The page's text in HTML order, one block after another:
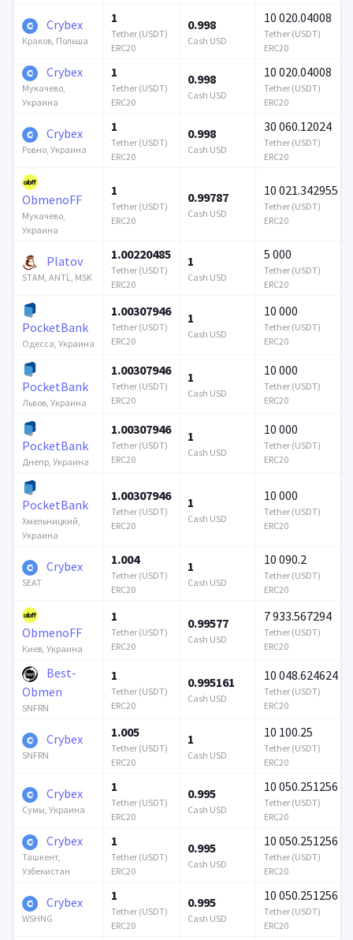
Crybex
Краков, Польша
1
Tether (USDT)
ERC20
0.998
Cash USD
10 020.04008
Tether (USDT)
ERC20
Crybex
Мукачево,
Украина
1
Tether (USDT)
ERC20
0.998
Cash USD
10 020.04008
Tether (USDT)
ERC20
Crybex
Ровно, Украина
1
Tether (USDT)
ERC20
0.998
Cash USD
30 060.12024
Tether (USDT)
ERC20
ObmenoFF
Мукачево,
Украина
1
Tether (USDT)
ERC20
0.99787
Cash USD
10 021.342955
Tether (USDT)
ERC20
Platov
STAM, ANTL, MSK
1.00220485
Tether (USDT)
ERC20
1
Cash USD
5 000
Tether (USDT)
ERC20
PocketBank
Одесса, Украина
1.00307946
Tether (USDT)
ERC20
1
Cash USD
10 000
Tether (USDT)
ERC20
PocketBank
Львов, Украина
1.00307946
Tether (USDT)
ERC20
1
Cash USD
10 000
Tether (USDT)
ERC20
PocketBank
Днепр, Украина
1.00307946
Tether (USDT)
ERC20
1
Cash USD
10 000
Tether (USDT)
ERC20
PocketBank
Хмельницкий,
Украина
1.00307946
Tether (USDT)
ERC20
1
Cash USD
10 000
Tether (USDT)
ERC20
Crybex
SEAT
1.004
Tether (USDT)
ERC20
1
Cash USD
10 090.2
Tether (USDT)
ERC20
ObmenoFF
Киев, Украина
1
Tether (USDT)
ERC20
0.99577
Cash USD
7 933.567294
Tether (USDT)
ERC20
Best-
Obmen
SNFRN
1
Tether (USDT)
ERC20
0.995161
Cash USD
10 048.624624
Tether (USDT)
ERC20
Crybex
SNFRN
1.005
Tether (USDT)
ERC20
1
Cash USD
10 100.25
Tether (USDT)
ERC20
Crybex
Сумы, Украина
1
Tether (USDT)
ERC20
0.995
Cash USD
10 050.251256
Tether (USDT)
ERC20
Crybex
Ташкент,
Узбекистан
1
Tether (USDT)
ERC20
0.995
Cash USD
10 050.251256
Tether (USDT)
ERC20
Crybex
WSHNG
1
Tether (USDT)
ERC20
0.995
Cash USD
10 050.251256
Tether (USDT)
ERC20